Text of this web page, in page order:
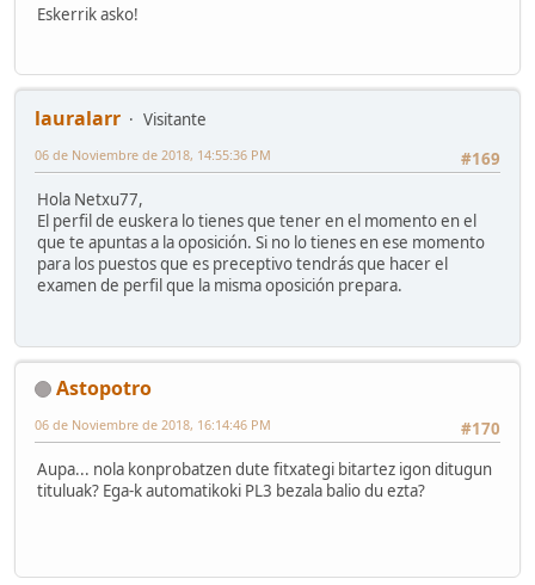
Eskerrik asko!
lauralarr
Visitante
#169
06 de Noviembre de 2018, 14:55:36 PM
Hola Netxu77,
El perfil de euskera lo tienes que tener en el momento en el
que te apuntas a la oposición. Si no lo tienes en ese momento
para los puestos que es preceptivo tendrás que hacer el
examen de perfil que la misma oposición prepara.
Astopotro
#170
06 de Noviembre de 2018, 16:14:46 PM
Aupa... nola konprobatzen dute fitxategi bitartez igon ditugun
tituluak? Ega-k automatikoki PL3 bezala balio du ezta?